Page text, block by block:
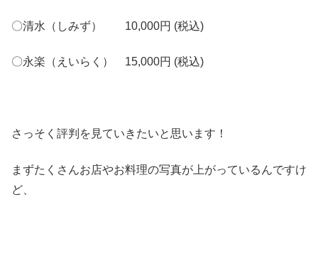
〇清水（しみず） 10,000円 (税込)
〇永楽（えいらく） 15,000円 (税込)
さっそく評判を見ていきたいと思います！
まずたくさんお店やお料理の写真が上がっているんですけ
ど、